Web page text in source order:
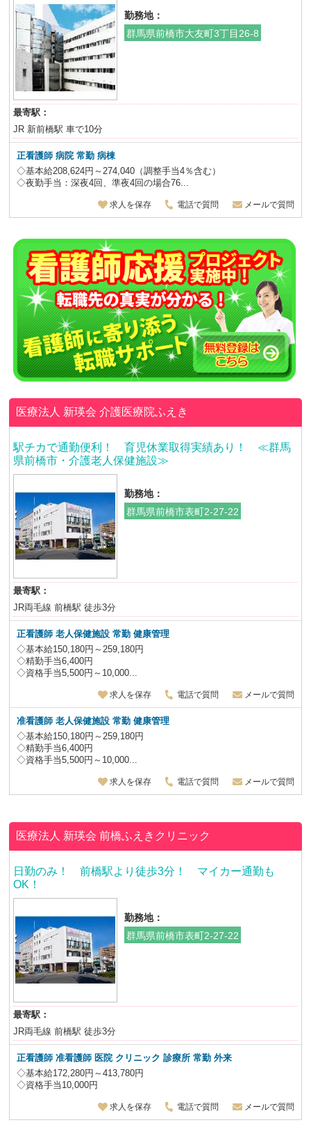
勤務地：
群馬県前橋市大友町3丁目26-8
最寄駅：
JR 新前橋駅 車で10分
正看護師 病院 常勤 病棟
◇基本給208,624円～274,040（調整手当4％含む）
◇夜勤手当：深夜4回、準夜4回の場合76...
求人を保存 電話で質問 メールで質問
医療法人 新瑛会介護医療院ふえき
駅チカで通勤便利！ 育児休業取得実績あり！ ≪群馬
県前橋市・介護老人保健施設≫
勤務地：
群馬県前橋市表町2-27-22
最寄駅：
JR両毛線 前橋駅 徒歩3分
正看護師 老人保健施設常勤 健康管理
◇基本給150,180円～259,180円
◇精勤手当6,400円
◇資格手当5,500円～10,000...
求人を保存 電話で質問 メールで質問
准看護師 老人保健施設常勤 健康管理
◇基本給150,180円～259,180円
◇精勤手当6,400円
◇資格手当5,500円～10,000...
求人を保存 電話で質問 メールで質問
医療法人 新瑛会前橋ふえきクリニック
日勤のみ！ 前橋駅より徒歩3分！ マイカー通勤も
OK！
勤務地：
群馬県前橋市表町2-27-22
最寄駅：
JR両毛線 前橋駅 徒歩3分
正看護師 准看護師 医院 クリニック 診療所常勤 外来
◇基本給172,280円～413,780円
◇資格手当10,000円
求人を保存 電話で質問 メールで質問